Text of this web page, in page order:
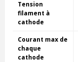
Tension
filament à
cathode
Courant max de
chaque
cathode